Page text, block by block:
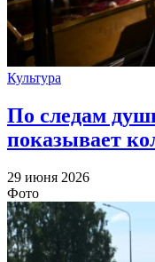
Культура
По следам
показывает
29 июня 2026
Фото